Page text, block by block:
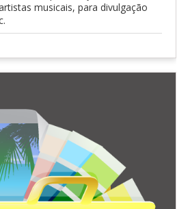
musicais, para divulgação